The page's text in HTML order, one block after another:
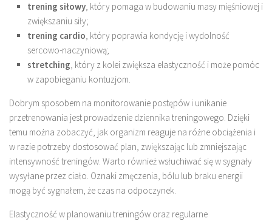
trening siłowy, który pomaga w budowaniu masy mięśniowej i
zwiększaniu siły;
trening cardio, który poprawia kondycję i wydolność
sercowo-naczyniową;
stretching, który z kolei zwiększa elastyczność i może pomóc
w zapobieganiu kontuzjom.
Dobrym sposobem na monitorowanie postępów i unikanie
przetrenowania jest prowadzenie dziennika treningowego. Dzięki
temu można zobaczyć, jak organizm reaguje na różne obciążenia i
w razie potrzeby dostosować plan, zwiększając lub zmniejszając
intensywność treningów. Warto również wsłuchiwać się w sygnały
wysyłane przez ciało. Oznaki zmęczenia, bólu lub braku energii
mogą być sygnałem, że czas na odpoczynek.
Elastyczność w planowaniu treningów oraz regularne